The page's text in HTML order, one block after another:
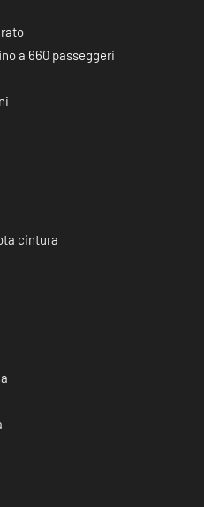
a 660 passeggeri
cintura